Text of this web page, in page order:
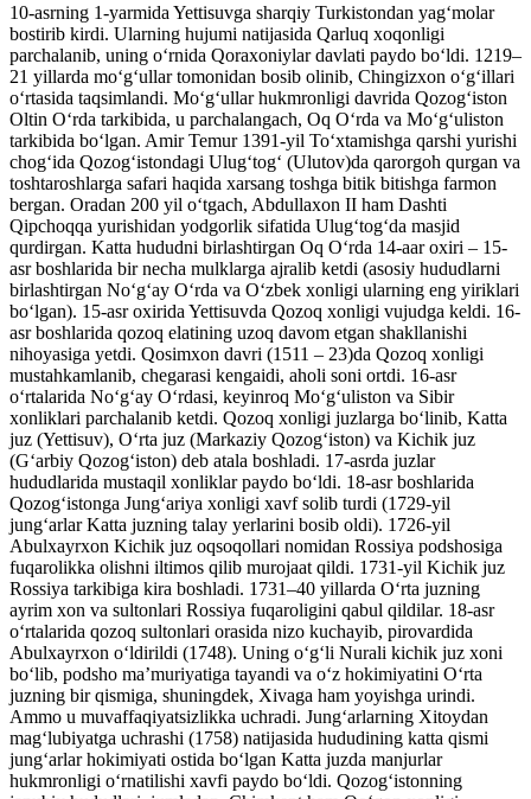
10-asrning 1-yarmida Yettisuvga sharqiy Turkistondan yagʻmolar
bostirib kirdi. Ularning hujumi natijasida Qarluq xoqonligi
parchalanib, uning oʻrnida Qoraxoniylar davlati paydo boʻldi. 1219–
21 yillarda moʻgʻullar tomonidan bosib olinib, Chingizxon oʻgʻillari
oʻrtasida taqsimlandi. Moʻgʻullar hukmronligi davrida Qozogʻiston
Oltin Oʻrda tarkibida, u parchalangach, Oq Oʻrda va Moʻgʻuliston
tarkibida boʻlgan. Amir Temur 1391-yil Toʻxtamishga qarshi yurishi
chogʻida Qozogʻistondagi Ulugʻtogʻ (Ulutov)da qarorgoh qurgan va
toshtaroshlarga safari haqida xarsang toshga bitik bitishga farmon
bergan. Oradan 200 yil oʻtgach, Abdullaxon II ham Dashti
Qipchoqqa yurishidan yodgorlik sifatida Ulugʻtogʻda masjid
qurdirgan. Katta hududni birlashtirgan Oq Oʻrda 14-aar oxiri – 15-
asr boshlarida bir necha mulklarga ajralib ketdi (asosiy hududlarni
birlashtirgan Noʻgʻay Oʻrda va Oʻzbek xonligi ularning eng yiriklari
boʻlgan). 15-asr oxirida Yettisuvda Qozoq xonligi vujudga keldi. 16-
asr boshlarida qozoq elatining uzoq davom etgan shakllanishi
nihoyasiga yetdi. Qosimxon davri (1511 – 23)da Qozoq xonligi
mustahkamlanib, chegarasi kengaidi, aholi soni ortdi. 16-asr
oʻrtalarida Noʻgʻay Oʻrdasi, keyinroq Moʻgʻuliston va Sibir
xonliklari parchalanib ketdi. Qozoq xonligi juzlarga boʻlinib, Katta
juz (Yettisuv), Oʻrta juz (Markaziy Qozogʻiston) va Kichik juz
(Gʻarbiy Qozogʻiston) deb atala boshladi. 17-asrda juzlar
hududlarida mustaqil xonliklar paydo boʻldi. 18-asr boshlarida
Qozogʻistonga Jungʻariya xonligi xavf solib turdi (1729-yil
jungʻarlar Katta juzning talay yerlarini bosib oldi). 1726-yil
Abulxayrxon Kichik juz oqsoqollari nomidan Rossiya podshosiga
fuqarolikka olishni iltimos qilib murojaat qildi. 1731-yil Kichik juz
Rossiya tarkibiga kira boshladi. 1731–40 yillarda Oʻrta juzning
ayrim xon va sultonlari Rossiya fuqaroligini qabul qildilar. 18-asr
oʻrtalarida qozoq sultonlari orasida nizo kuchayib, pirovardida
Abulxayrxon oʻldirildi (1748). Uning oʻgʻli Nurali kichik juz xoni
boʻlib, podsho maʼmuriyatiga tayandi va oʻz hokimiyatini Oʻrta
juzning bir qismiga, shuningdek, Xivaga ham yoyishga urindi.
Ammo u muvaffaqiyatsizlikka uchradi. Jungʻarlarning Xitoydan
magʻlubiyatga uchrashi (1758) natijasida hududining katta qismi
jungʻarlar hokimiyati ostida boʻlgan Katta juzda manjurlar
hukmronligi oʻrnatilishi xavfi paydo boʻldi. Qozogʻistonning